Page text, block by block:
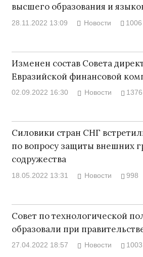
высшего образования и
28.11.2022 13:09 Новости 1006
Изменен состав Совета
Евразийской финансовой
02.09.2022 16:30 Новости 1376
Силовики стран СНГ
по вопросу защиты внешних
содружества
18.05.2022 13:31 Новости 998
Совет по технологической
образовали при
27.04.2022 18:57 Новости 1003